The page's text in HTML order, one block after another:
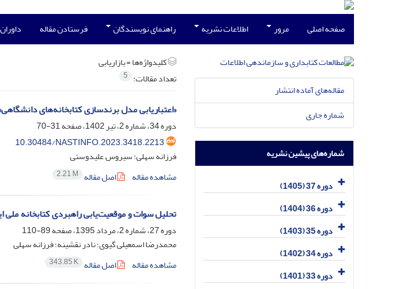
صفحه اصلی مرور اطلاعات نشریه راهنمای نویسندگان فرستادن مقاله داوران
کلیدواژه‌ها =بازاریابی
تعداد مقالات: 5
«اعتباریابی مدل برندسازی کتابخانه‌های
دوره 34، شماره 2، تیر 1402، صفحه
31-70
10.30484/NASTINFO.2023.3418.2213
فرزانه سهلی؛ سیروس علیدوستی
مشاهده مقاله
اصل مقاله 2.21 M
تحلیل سوات و موقعیت‌یابی راهبردی کتابخانه ملی
دوره 27، شماره 2، مرداد 1395، صفحه
89-110
محمدرضا اسمعیلی گیوی؛ نادر نقشینه؛ فرزانه سهلی
مشاهده مقاله
اصل مقاله 343.85 K
مقاله‌های آماده انتشار
شماره جاری
شماره‌های پیشین نشریه
دوره 37 (1405)
دوره 36 (1404)
دوره 35 (1403)
دوره 34 (1402)
دوره 33 (1401)